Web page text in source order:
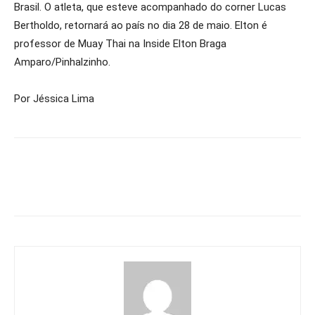
Brasil. O atleta, que esteve acompanhado do corner Lucas
Bertholdo, retornará ao país no dia 28 de maio. Elton é
professor de Muay Thai na Inside Elton Braga
Amparo/Pinhalzinho.
Por Jéssica Lima